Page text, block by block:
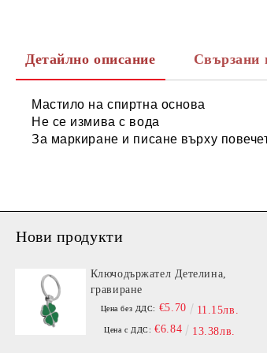
Детайлно описание Свързани
Мастило на спиртна основа
Не се измива с вода
За маркиране и писане върху
Нови продукти
Ключодържател Детелина,
гравиране
Цена без ДДС: €5.70 11.15лв.
Цена с ДДС: €6.84 13.38лв.